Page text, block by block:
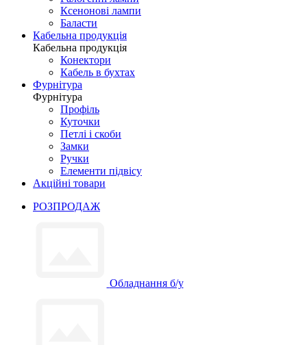
Ксенонові лампи
Баласти
Кабельна продукція
Кабельна продукція
Конектори
Кабель в бухтах
Фурнітура
Фурнітура
Профіль
Куточки
Петлі і скоби
Замки
Ручки
Елементи підвісу
Акційні товари
РОЗПРОДАЖ
Обладнання б/у